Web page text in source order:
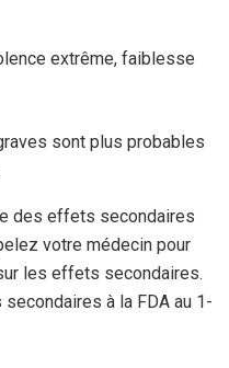
extrême, faiblesse
sont plus probables
des effets secondaires
votre médecin pour
les effets secondaires.
à la FDA au 1-